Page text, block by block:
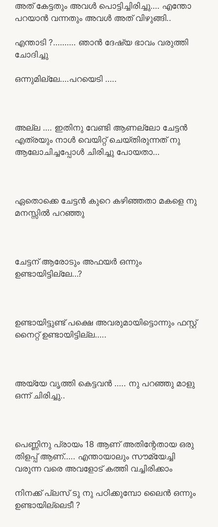
അത് കേട്ടതും അവൾ പൊട്ടിച്ചിരിച്ചു…. എന്തോ
പറയാൻ വന്നതും അവൾ അത് വിഴുങ്ങി..
എന്താടി ?………. ഞാൻ ദേഷ്യ ഭാവം വരുത്തി
ചോദിച്ചു
ഒന്നുമില്ലേ….പറയെടി …..
അല്ല …. ഇതിനു വേണ്ടി ആണല്ലോ ചേട്ടൻ
എത്രയും നാൾ വെയിറ്റ് ചെയ്തിരുന്നത് നു
ആലോചിച്ചപ്പോൾ ചിരിച്ചു പോയതാ…
ഏതൊക്കെ ചേട്ടൻ കുറെ കഴിഞ്ഞതാ മകളെ നു
മനസ്സിൽ പറഞ്ഞു
ചേട്ടന് ആരോടും അഫയർ ഒന്നും
ഉണ്ടായിട്ടില്ലേ…?
ഉണ്ടായിട്ടുണ്ട് പക്ഷെ അവരുമായിട്ടൊന്നും ഫസ്റ്റ്
നൈറ്റ് ഉണ്ടായിട്ടില്ല…..
അയ്യേ വൃത്തി കെട്ടവൻ ….. നു പറഞ്ഞു മാളു
ഒന്ന് ചിരിച്ചു..
പെണ്ണിനു പ്രായം 18 ആണ് അതിന്റേതായ ഒരു
തിളപ്പ് ആണ്….. എന്തായാലും സൗമ്യേച്ചി
വരുന്ന വരെ അവളോട്‌ കത്തി വച്ചിരിക്കാം
നിനക്ക് പ്ലസ് ടു നു പഠിക്കുമ്പോ ലൈൻ ഒന്നും
ഉണ്ടായില്ലെടീ ?